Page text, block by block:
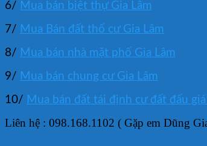
6/ Mua bán biệt thự Gia Lâm
7/ Mua Bán đất thổ cư Gia Lâm
8/ Mua bán nhà mặt phố Gia Lâm
9/ Mua bán chung cư Gia Lâm
10/ Mua bán đất tái định cư đất đấu giá
Liên hệ : 098.168.1102 ( Gặp em Dũng